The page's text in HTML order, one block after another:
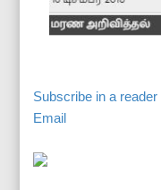
Subscribe in a reader
Email